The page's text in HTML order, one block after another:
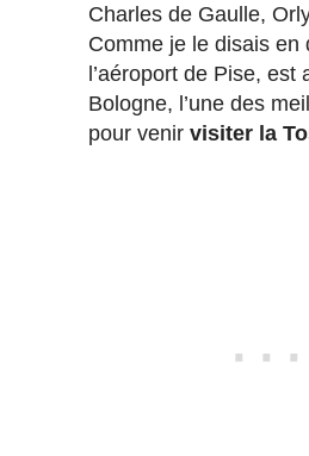
Charles de Gaulle,
Comme je le disais en
l’aéroport de Pise, est
Bologne, l’une des
pour venir visiter la